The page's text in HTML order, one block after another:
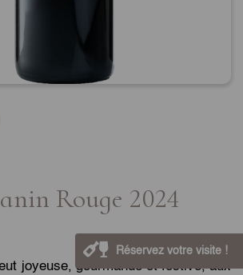
Rouge 2024
joyeuse, gourmande et festive, aux
Réservez votre visite !